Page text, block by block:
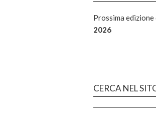
Prossima
2026
CERCA NEL